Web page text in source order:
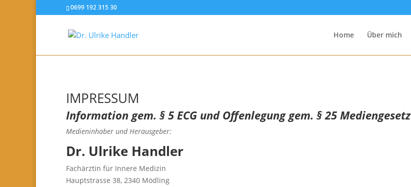
0699 192 315 30
Home Über mich
IMPRESSUM
Information gem. § 5 ECG und Offenlegung gem. § 25 Mediengesetz
Medieninhaber und Herausgeber:
Dr. Ulrike Handler
Fachärztin für Innere Medizin
Hauptstrasse 38, 2340 Mödling